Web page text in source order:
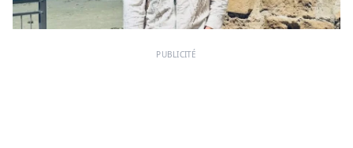
PUBLICITÉ